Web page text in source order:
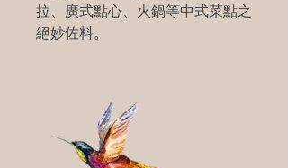
拉、廣式點心、火鍋等中式菜點之
絕妙佐料。